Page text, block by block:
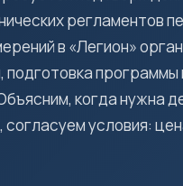
регламентов
в «Легион»
программы
когда нужна
условия: